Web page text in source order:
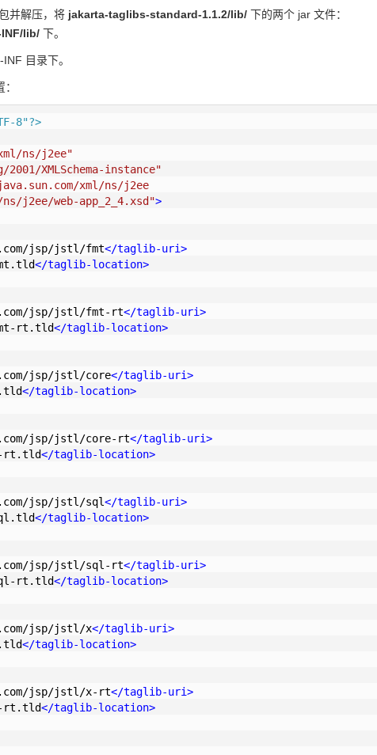
并解压，将 jakarta-taglibs-standard-1.1.2/lib/下的两个 jar 文件：
INF/lib/下。
目录下。
8"?>
ns/j2ee"
XMLSchema-instance"
xml/ns/j2ee
web-app_2_4.xsd">
jsp/jstl/fmt</taglib-uri>
</taglib-location>
jsp/jstl/fmt-rt</taglib-uri>
rt.tld</taglib-location>
jsp/jstl/core</taglib-uri>
</taglib-location>
jsp/jstl/core-rt</taglib-uri>
rt.tld</taglib-location>
jsp/jstl/sql</taglib-uri>
</taglib-location>
jsp/jstl/sql-rt</taglib-uri>
rt.tld</taglib-location>
jsp/jstl/x</taglib-uri>
</taglib-location>
jsp/jstl/x-rt</taglib-uri>
rt.tld</taglib-location>